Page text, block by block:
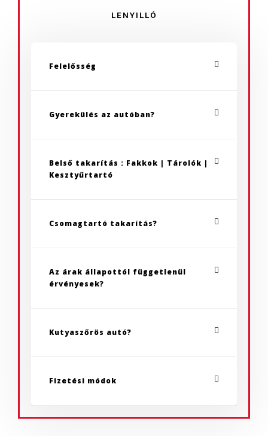
LENYILLÓ
Felelősség
Gyerekülés az autóban?
Belső takarítás : Fakkok | Tárolók |
Kesztyűrtartó
Csomagtartó takarítás?
Az árak állapottól függetlenül
érvényesek?
Kutyaszőrös autó?
Fizetési módok